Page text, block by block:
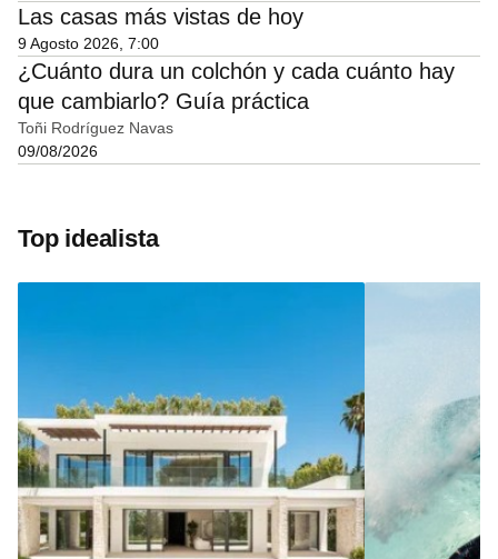
Las casas más vistas de hoy
9 Agosto 2026, 7:00
¿Cuánto dura un colchón y cada cuánto hay
que cambiarlo? Guía práctica
Toñi Rodríguez Navas
09/08/2026
Top idealista